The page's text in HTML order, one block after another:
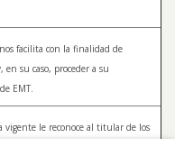
facilita con la finalidad de
su caso, proceder a su
EMT.
vigente le reconoce al titular de los